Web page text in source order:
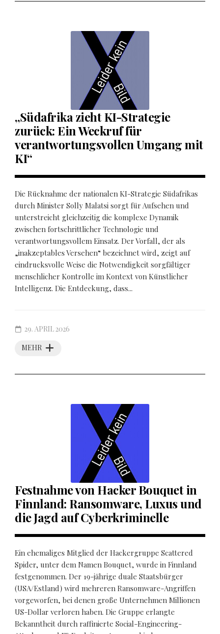
„Südafrika zieht KI-Strategie
zurück: Ein Weckruf für
verantwortungsvollen Umgang mit
KI“
Die Rücknahme der nationalen KI-Strategie Südafrikas
durch Minister Solly Malatsi sorgt für Aufsehen und
unterstreicht gleichzeitig die komplexe Dynamik
zwischen fortschrittlicher Technologie und
verantwortungsvollem Einsatz. Der Vorfall, der als
„inakzeptables Versehen“ bezeichnet wird, zeigt auf
eindrucksvolle Weise die Notwendigkeit sorgfältiger
menschlicher Kontrolle im Kontext von Künstlicher
Intelligenz. Die Entdeckung, dass...
MEHR
29. APRIL 2026
Festnahme von Hacker Bouquet in
Finnland: Ransomware, Luxus und
die Jagd auf Cyberkriminelle
Ein ehemaliges Mitglied der Hackergruppe Scattered
Spider, unter dem Namen Bouquet, wurde in Finnland
festgenommen. Der 19-jährige duale Staatsbürger
(USA/Estland) wird mehreren Ransomware-Angriffen
vorgeworfen, bei denen große Unternehmen Millionen
US-Dollar verloren haben. Die Gruppe erlangte
Bekanntheit durch raffinierte Social-Engineering-